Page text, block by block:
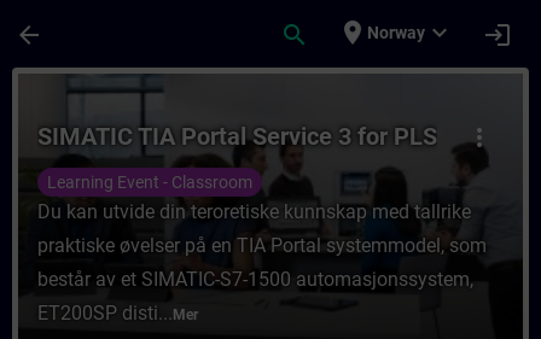
arrow_back search place Norway expand_more login
Kurs - SIMATIC TIA Portal Service 3 for
more_vert
SIMATIC TIA Portal Service 3 for PLS
Learning Event - Classroom
Du kan utvide din teroretiske kunnskap med tallrike
praktiske øvelser på en TIA Portal systemmodel, som
består av et SIMATIC-S7-1500 automasjonssystem,
ET200SP disti... Mer